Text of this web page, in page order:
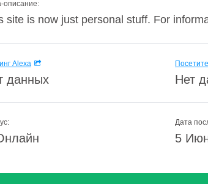
описание:
site is now just personal stuff. For
Alexa
данных Нет
Дата
5